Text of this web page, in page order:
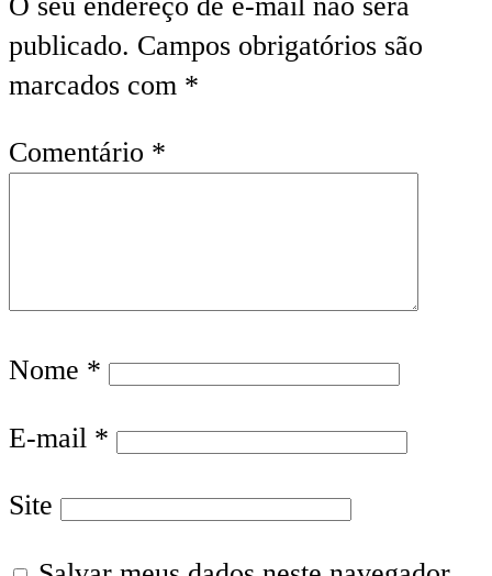
publicado. Campos obrigatórios são
marcados com *
Comentário *
Nome *
E-mail *
Site